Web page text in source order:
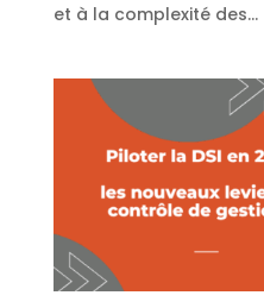
et à la complexité des...